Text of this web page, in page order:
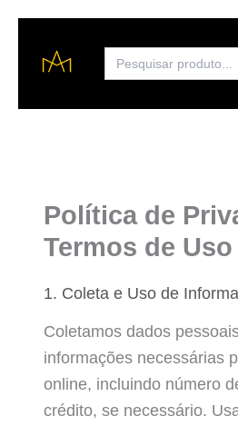
para
conteúdo
Search
for:
Política de
Termos de Uso
1. Coleta e Uso de
Coletamos dados
informações necessárias
online, incluindo número
crédito, se necessário.